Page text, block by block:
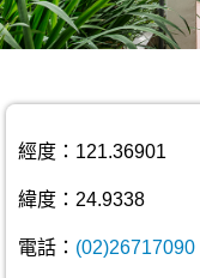
經度：121.36901
緯度：24.9338
電話： (02)26717090